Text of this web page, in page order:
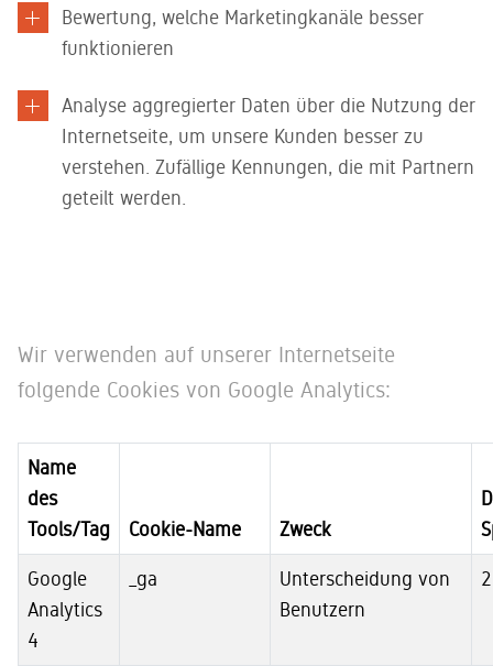
Bewertung, welche Marketingkanäle besser
funktionieren
Analyse aggregierter Daten über die Nutzung der
Internetseite, um unsere Kunden besser zu
verstehen. Zufällige Kennungen, die mit Partnern
geteilt werden.
Wir verwenden auf unserer Internetseite
folgende Cookies von Google Analytics:
Name
des
Tools/Tag
Cookie-Name Zweck
Google
Analytics
4
_ga
Unterscheidung von
Benutzern